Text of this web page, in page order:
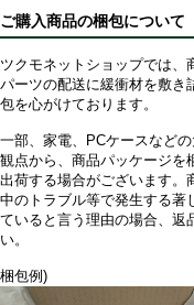
ご購入商品の梱包について
ツクモネットショップでは、
パーツの配送に緩衝材を敷き
包を心がけております。
一部、家電、PCケースなど
観点から、商品パッケージを
出荷する場合がございます。
中のトラブル等で発生する著
ていると言う理由の場合、返
い。
梱包例)